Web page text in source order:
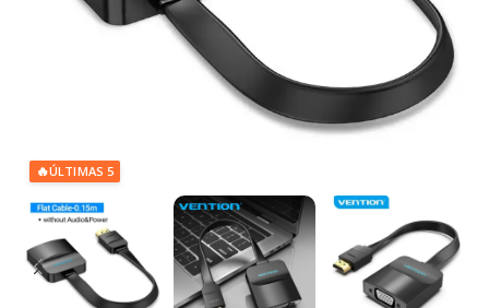
🔥ÚLTIMAS 5